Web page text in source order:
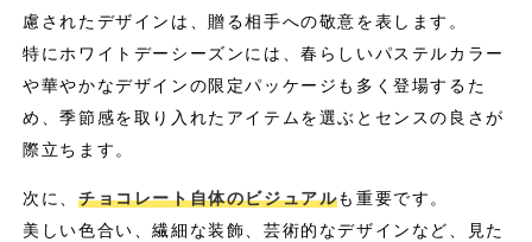
慮されたデザインは、贈る相手への敬意を表します。
特にホワイトデーシーズンには、春らしいパステルカラー
や華やかなデザインの限定パッケージも多く登場するた
め、季節感を取り入れたアイテムを選ぶとセンスの良さが
際立ちます。
次に、 チョコレート自体のビジュアルも重要です。
美しい色合い、繊細な装飾、芸術的なデザインなど、見た